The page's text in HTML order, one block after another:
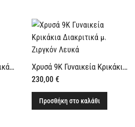
Χρυσά 14Κ Γυναικεία Κρικάκια Διακριτικά Διαμανταρισμένα Χρυσά 9Κ Γυναικεία Κρικάκια Διακριτικά με Ζιργκόν Λευκά
230,00 €
Προσθήκη στο καλάθι